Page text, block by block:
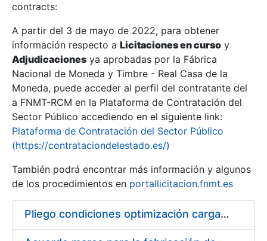
Show/Hide
Show/Hide
Show/Hide
contracts:
A partir del 3 de mayo de 2022, para obtener
información respecto a Licitaciones en curso y
Adjudicaciones ya aprobadas por la Fábrica
Nacional de Moneda y Timbre - Real Casa de la
Moneda, puede acceder al perfil del contratante del
a FNMT-RCM en la Plataforma de Contratación del
Sector Público accediendo en el siguiente link:
Plataforma de Contratación del Sector Público
(https://contrataciondelestado.es/)
También podrá encontrar más información y algunos
de los procedimientos en portallicitacion.fnmt.es
Pliego condiciones optimización cargas compras firmado